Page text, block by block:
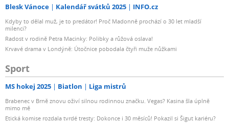
Blesk Vánoce Kalendář svátků 2025 INFO.cz
Kdyby to dělal muž, je to predátor! Proč Madonně prochází o 30 let mladší
milenci?
Radost v rodině Petra Macinky: Polibky a růžová oslava!
Krvavé drama v Londýně: Útočnice pobodala čtyři muže nůžkami
Sport
MS hokej 2025 Biatlon Liga mistrů
Brabenec v Brně znovu oživí silnou rodinnou značku. Vegas? Kasina šla úplně
mimo mě
Etická komise rozdala tvrdé tresty: Dokonce i 30 měsíců! Pokazil si Šigut kariéru?